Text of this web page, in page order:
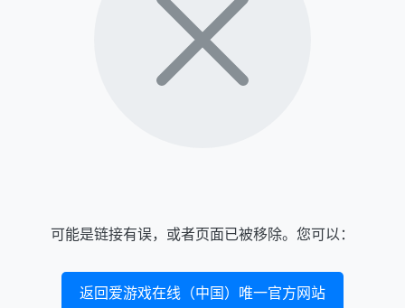
可能是链接有误，或者页面已被移除。您可以：
返回爱游戏在线（中国）唯一官方网站